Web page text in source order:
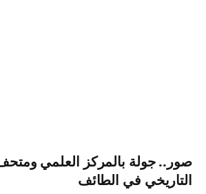
صور.. جولة بالمركز العلمي ومتحف
التاريخي في الطائف